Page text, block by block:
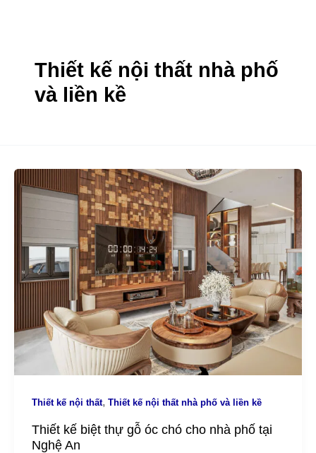
Thiết kế nội thất nhà phố
và liền kề
Thiết kế nội thất, Thiết kế nội thất nhà phố và liền kề
Thiết kế biệt thự gỗ óc chó cho nhà phố tại
Nghệ An